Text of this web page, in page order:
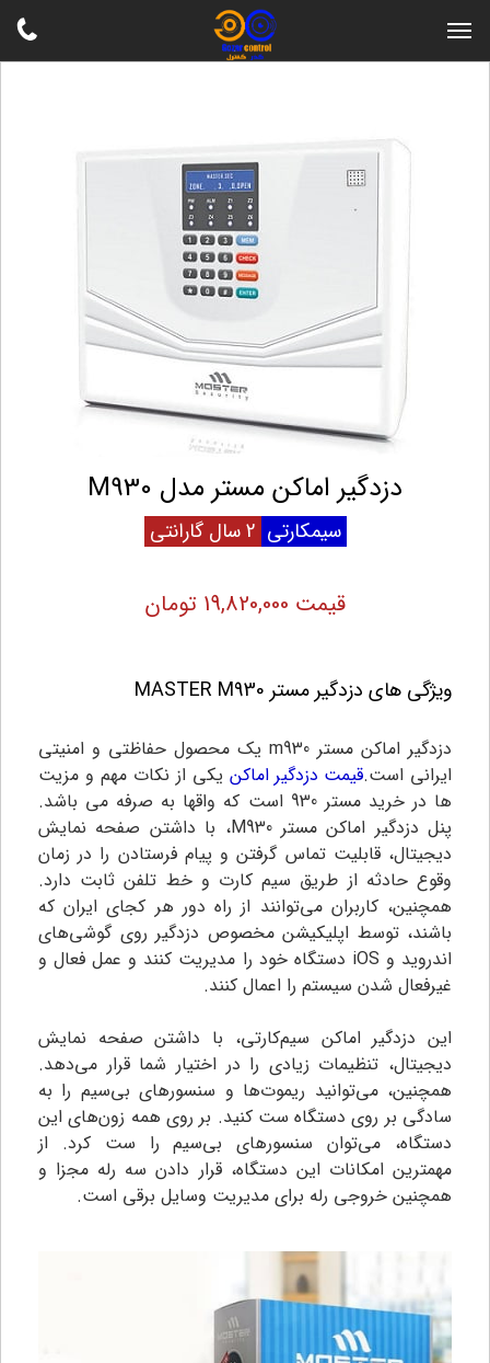
دزدگیر اماکن مستر مدل M930
سیمکارتی
قیمت 19,820,000 تومان
ویژگی های دزدگیر مستر MASTER M930
دزدگیر اماکن مستر m930 یک محصول حفاظتی و امنیتی
ایرانی است.قیمت دزدگیر اماکن یکی از نکات مهم و مزیت
ها در خرید مستر 930 است که واقها به صرفه می باشد.
پنل دزدگیر اماکن مستر M930، با داشتن صفحه نمایش
دیجیتال، قابلیت تماس گرفتن و پیام فرستادن را در زمان
وقوع حادثه از طریق سیم کارت و خط تلفن ثابت دارد.
همچنین، کاربران می‌توانند از راه دور هر کجای ایران که
باشند، توسط اپلیکیشن مخصوص دزدگیر روی گوشی‌های
اندروید و iOS دستگاه خود را مدیریت کنند و عمل فعال و
غیرفعال شدن سیستم را اعمال کنند.
این دزدگیر اماکن سیم‌کارتی، با داشتن صفحه نمایش
دیجیتال، تنظیمات زیادی را در اختیار شما قرار می‌دهد.
همچنین، می‌توانید ریموت‌ها و سنسورهای بی‌سیم را به
سادگی بر روی دستگاه ست کنید. بر روی همه زون‌های این
دستگاه، می‌توان سنسورهای بی‌سیم را ست کرد. از
مهمترین امکانات این دستگاه، قرار دادن سه رله مجزا و
همچنین خروجی رله برای مدیریت وسایل برقی است.